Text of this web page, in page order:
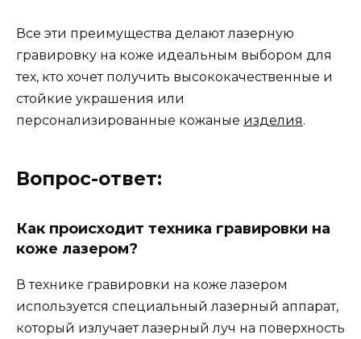
Все эти преимущества делают лазерную
гравировку на коже идеальным выбором для
тех, кто хочет получить высококачественные и
стойкие украшения или
персонализированные кожаные изделия.
Вопрос-ответ:
Как происходит техника гравировки на
коже лазером?
В технике гравировки на коже лазером
используется специальный лазерный аппарат,
который излучает лазерный луч на поверхность